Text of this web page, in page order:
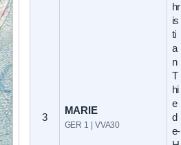
3
MARIE
GER 1 | VVA30
hr
is
ti
a
n
T
hi
e
d
e-